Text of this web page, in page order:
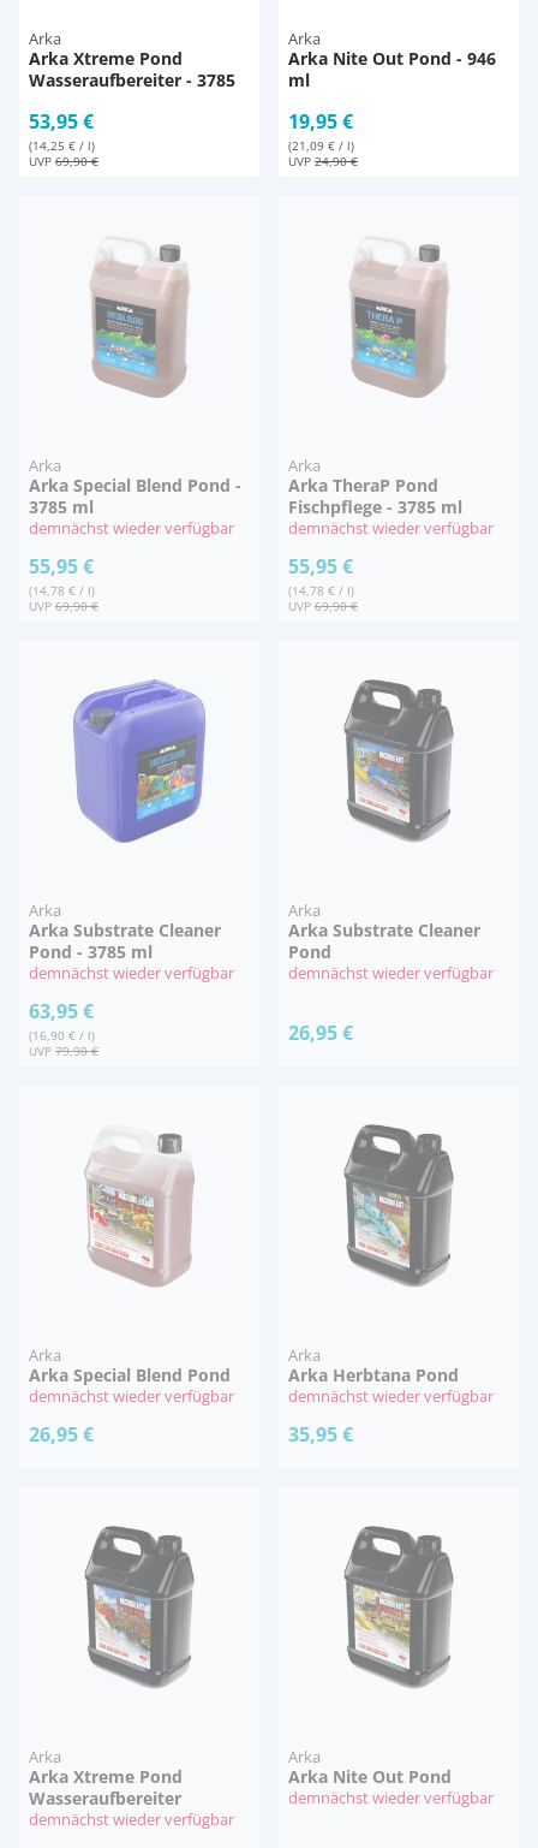
Arka
Arka Xtreme Pond
Wasseraufbereiter - 3785
53,95 €
(14,25 € / l)
UVP 69,90 €
Arka
Arka Nite Out Pond - 946
ml
19,95 €
(21,09 € / l)
UVP 24,90 €
Arka
Arka Special Blend Pond -
3785 ml
demnächst wieder verfügbar
55,95 €
(14,78 € / l)
UVP 69,90 €
Arka
Arka TheraP Pond
Fischpflege - 3785 ml
demnächst wieder verfügbar
55,95 €
(14,78 € / l)
UVP 69,90 €
Arka
Arka Substrate Cleaner
Pond - 3785 ml
demnächst wieder verfügbar
63,95 €
(16,90 € / l)
UVP 79,90 €
Arka
Arka Substrate Cleaner
Pond
demnächst wieder verfügbar
26,95 €
Arka
Arka Special Blend Pond
demnächst wieder verfügbar
26,95 €
Arka
Arka Herbtana Pond
demnächst wieder verfügbar
35,95 €
Arka
Arka Xtreme Pond
Wasseraufbereiter
demnächst wieder verfügbar
Arka
Arka Nite Out Pond
demnächst wieder verfügbar